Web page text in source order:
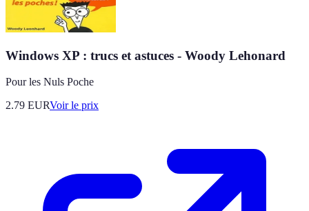
Windows XP : trucs et astuces - Woody Lehonard
Pour les Nuls Poche
2.79 EURVoir le prix